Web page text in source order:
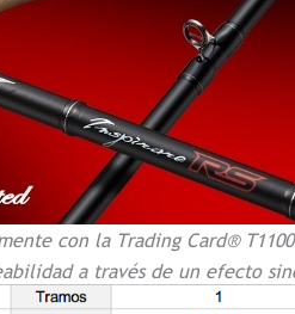
con la Trading Card®
a través de un efecto